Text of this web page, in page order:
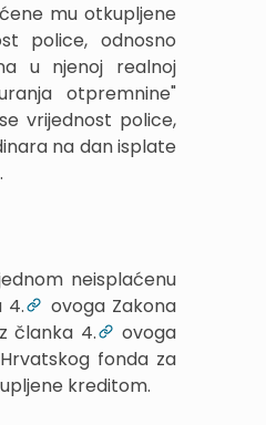
mu otkupljene
police, odnosno
u njenoj realnoj
otpremnine"
vrijednost police,
na dan isplate
neisplaćenu
4.
ovoga Zakona
članka 4.
ovoga
fonda za
kreditom.